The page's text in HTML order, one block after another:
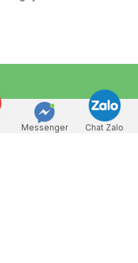
Messenger Chat Zalo